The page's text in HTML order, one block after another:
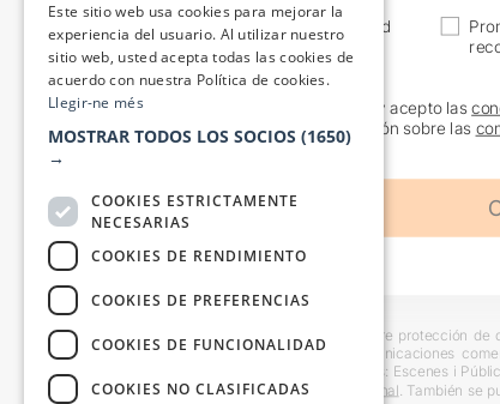
Actualidad
He leído y acepto las
información sobre las
Información básica sobre protección
usuarios y remitir comunicaciones
interesado. Destinatarios: Escenes i
en lainformación adicional . También se
Este sitio web usa cookies para mejorar la
experiencia del usuario. Al utilizar nuestro
sitio web, usted acepta todas las cookies de
acuerdo con nuestra Política de cookies.
Llegir-ne més
MOSTRAR TODOS LOS SOCIOS (1650)
→
COOKIES ESTRICTAMENTE
NECESARIAS
COOKIES DE RENDIMIENTO
COOKIES DE PREFERENCIAS
COOKIES DE FUNCIONALIDAD
COOKIES NO CLASIFICADAS